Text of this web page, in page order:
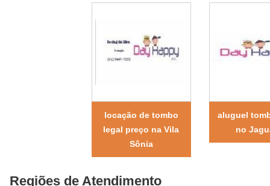
locação de tombo
legal preço na Vila
Sônia
aluguel
no
Regiões de Atendimento